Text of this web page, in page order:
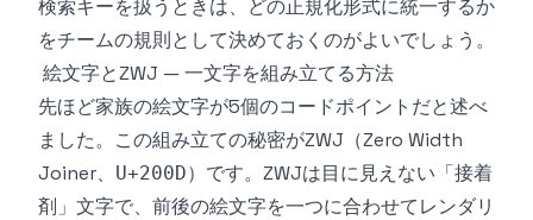
検索キーを扱うときは、どの正規化形式に統一するか
をチームの規則として決めておくのがよいでしょう。
絵文字とZWJ — 一文字を組み立てる方法
先ほど家族の絵文字が5個のコードポイントだと述べ
ました。この組み立ての秘密がZWJ（Zero Width
Joiner、
U+200D）です。ZWJは目に見えない「接着
剤」文字で、前後の絵文字を一つに合わせてレンダリ